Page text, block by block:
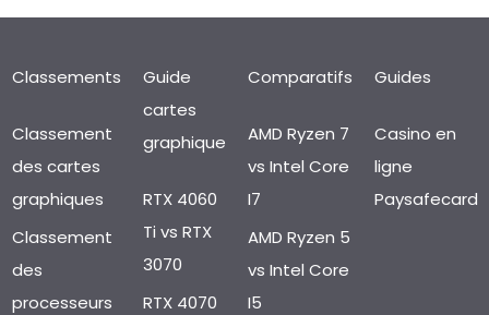
Classements
Classement
des cartes
graphiques
Classement
des
processeurs
Guide
cartes
graphique
RTX 4060
Ti vs RTX
3070
RTX 4070
Comparatifs
AMD Ryzen 7
vs Intel Core
I7
AMD Ryzen 5
vs Intel Core
I5
Guides
Casino en
ligne
Paysafecard